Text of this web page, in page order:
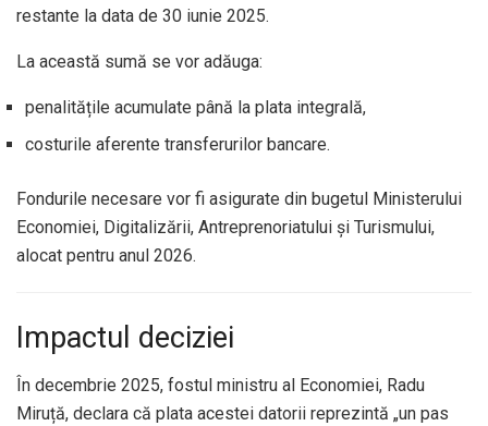
restante la data de 30 iunie 2025.
La această sumă se vor adăuga:
penalitățile acumulate până la plata integrală,
costurile aferente transferurilor bancare.
Fondurile necesare vor fi asigurate din bugetul Ministerului
Economiei, Digitalizării, Antreprenoriatului și Turismului,
alocat pentru anul 2026.
Impactul deciziei
În decembrie 2025, fostul ministru al Economiei, Radu
Miruță, declara că plata acestei datorii reprezintă „un pas